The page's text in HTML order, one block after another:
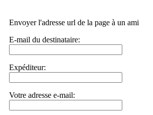
Envoyer l'adresse url de la page à un ami
E-mail du destinataire:
Expéditeur:
Votre adresse e-mail: